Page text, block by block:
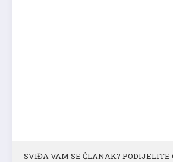
SVIĐA VAM SE ČLANAK? PODIJELITE